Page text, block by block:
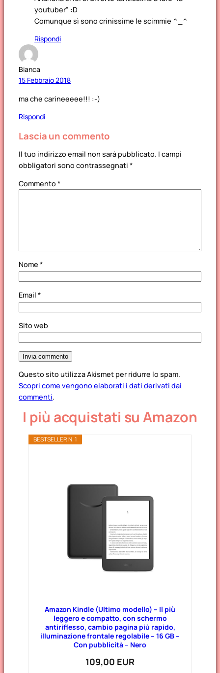
youtuber” :D
Comunque sì sono crinissime le scimmie ^_^
Rispondi
Bianca
15 Febbraio 2018
ma che carineeeee!!! :-)
Rispondi
Lascia un commento
Il tuo indirizzo email non sarà pubblicato. I campi
obbligatori sono contrassegnati *
Commento *
Nome *
Email *
Sito web
Questo sito utilizza Akismet per ridurre lo spam.
Scopri come vengono elaborati i dati derivati dai
commenti.
I più acquistati su Amazon
BESTSELLER N. 1
Amazon Kindle (Ultimo modello) – Il più
leggero e compatto, con schermo
antiriflesso, cambio pagina più rapido,
illuminazione frontale regolabile – 16 GB –
Con pubblicità – Nero
109,00 EUR